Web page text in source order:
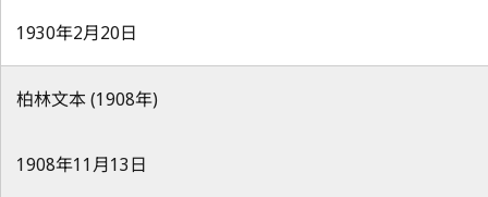
1930年2月20日
柏林文本 (1908年)
1908年11月13日